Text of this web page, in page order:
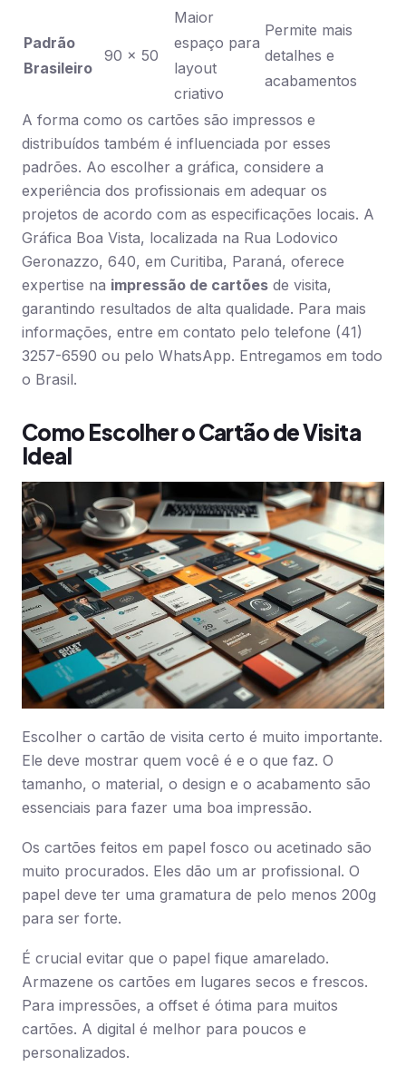
Padrão
Brasileiro
90 × 50
Maior
espaço para
layout
criativo
Permite mais
detalhes e
acabamentos
A forma como os cartões são impressos e
distribuídos também é influenciada por esses
padrões. Ao escolher a gráfica, considere a
experiência dos profissionais em adequar os
projetos de acordo com as especificações locais. A
Gráfica Boa Vista, localizada na Rua Lodovico
Geronazzo, 640, em Curitiba, Paraná, oferece
expertise na impressão de cartões de visita,
garantindo resultados de alta qualidade. Para mais
informações, entre em contato pelo telefone (41)
3257-6590 ou pelo WhatsApp. Entregamos em todo
o Brasil.
Como Escolher o Cartão de Visita
Ideal
Escolher o cartão de visita certo é muito importante.
Ele deve mostrar quem você é e o que faz. O
tamanho, o material, o design e o acabamento são
essenciais para fazer uma boa impressão.
Os cartões feitos em papel fosco ou acetinado são
muito procurados. Eles dão um ar profissional. O
papel deve ter uma gramatura de pelo menos 200g
para ser forte.
É crucial evitar que o papel fique amarelado.
Armazene os cartões em lugares secos e frescos.
Para impressões, a offset é ótima para muitos
cartões. A digital é melhor para poucos e
personalizados.